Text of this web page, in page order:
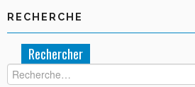
RECHERCHE
Rechercher :